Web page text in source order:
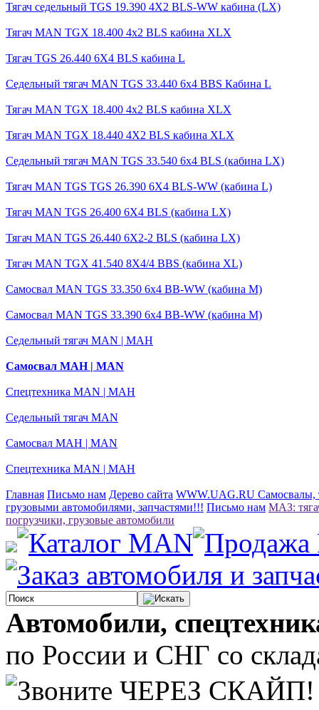
Тягач седельный TGS 19.390 4X2 BLS-WW кабина (LX)
Тягач MAN TGX 18.400 4x2 BLS кабина XLX
Тягач TGS 26.440 6X4 BLS кабина L
Седельный тягач MAN TGS 33.440 6x4 BBS Кабина L
Тягач MAN TGX 18.400 4x2 BLS кабина XLX
Тягач MAN TGX 18.440 4X2 BLS кабина XLX
Седельный тягач MAN TGS 33.540 6x4 BLS (кабина LX)
Тягач MAN TGS TGS 26.390 6X4 BLS-WW (кабина L)
Тягач MAN TGS 26.400 6X4 BLS (кабина LX)
Тягач MAN TGS 26.440 6X2-2 BLS (кабина LX)
Тягач MAN TGX 41.540 8X4/4 BBS (кабина XL)
Самосвал MAN TGS 33.350 6x4 BB-WW (кабина М)
Самосвал MAN TGS 33.390 6x4 BB-WW (кабина М)
Седельный тягач MAN | МАН
Самосвал МАН | MAN
Спецтехника MAN | МАН
Седельный тягач MAN
Самосвал МАН | MAN
Спецтехника MAN | МАН
Главная Письмо нам Дерево сайта WWW.UAG.RU Самосвалы,
грузовыми автомобилями, запчастями!!! Письмо нам МАЗ:
погрузчики, грузовые автомобили
Автомобили,
по России и СНГ со